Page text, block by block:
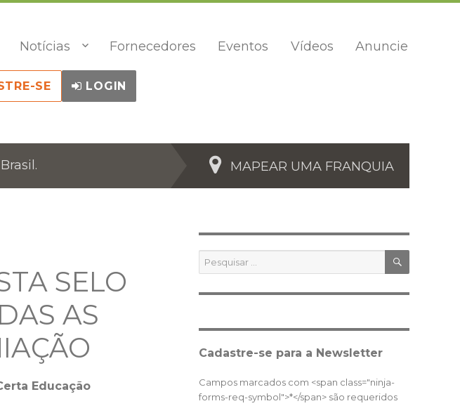
Notícias Fornecedores Eventos Vídeos Anuncie
SE LOGIN
MAPEAR UMA FRANQUIA
SELO
AS
Educação
Pesquisar
por:
Cadastre-se para a Newsletter
Campos marcados com <span class="ninja-
forms-req-symbol">*</span> são requeridos